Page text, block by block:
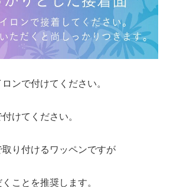
ンで付けてください。
けてください。
り付けるワッペンですが
くことを推奨します。